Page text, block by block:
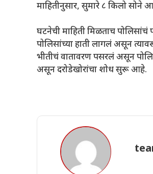
माहितीनुसार, सुमारे ८ किलो सोने
घटनेची माहिती मिळताच
पोलिसांच्या हाती लागलं असून
भीतीचं वातावरण पसरलं असून
असून दरोडेखोरांचा शोध सुरू आहे.